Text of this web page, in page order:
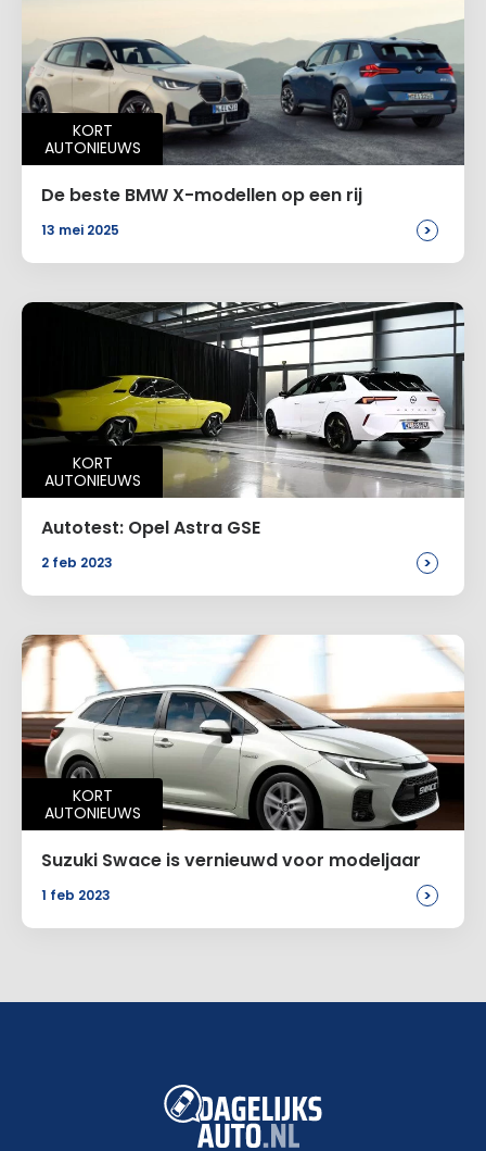
KORT
AUTONIEUWS
De beste BMW X-modellen op een rij
13 mei 2025 >
KORT
AUTONIEUWS
Autotest: Opel Astra GSE
2 feb 2023 >
KORT
AUTONIEUWS
Suzuki Swace is vernieuwd voor modeljaar
1 feb 2023 >